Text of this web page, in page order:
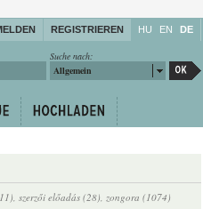
REGISTRIEREN HU EN DE
Suche nach:
Allgemein
, szerzői előadás (28), zongora (1074)